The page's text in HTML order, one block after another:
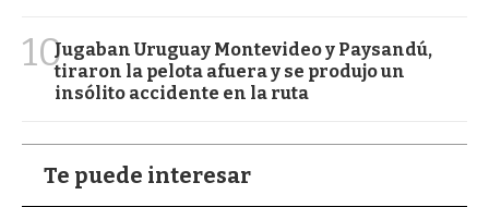
10Jugaban Uruguay Montevideo y Paysandú,
tiraron la pelota afuera y se produjo un
insólito accidente en la ruta
Te puede interesar